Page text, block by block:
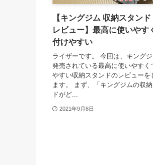
【キングジム 収納スタン
レビュー】最高に使いやす
付けやすい
ライザーです。 今回は、キング
発売されている最高に使いやすく
やすい収納スタンドのレビューを
ます。 まず、「キングジムの収
ドがど...
2021年9月8日